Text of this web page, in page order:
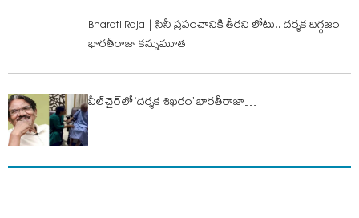
Bharati Raja | సినీ ప్రపంచానికి తీరని లోటు.. దర్శక దిగ్గజం
భారతీరాజా కన్నుమూత
వీల్‌చైర్‌లో ‘దర్శక శిఖరం’ భారతీరాజా…